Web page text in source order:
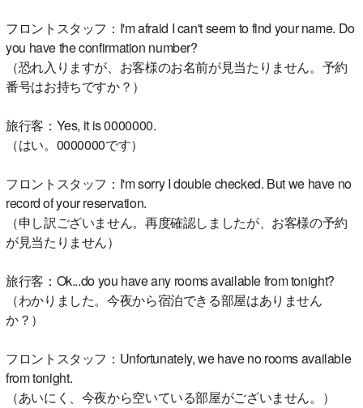
フロントスタッフ：I'm afraid I can't seem to find your name. Do
you have the confirmation number?
（恐れ入りますが、お客様のお名前が見当たりません。予約
番号はお持ちですか？）
旅行客：Yes, it is 0000000.
（はい。0000000です）
フロントスタッフ：I'm sorry I double checked. But we have no
record of your reservation.
（申し訳ございません。再度確認しましたが、お客様の予約
が見当たりません）
旅行客：Ok...do you have any rooms available from tonight?
（わかりました。今夜から宿泊できる部屋はありません
か？）
フロントスタッフ：Unfortunately, we have no rooms available
from tonight.
（あいにく、今夜から空いている部屋がございません。）